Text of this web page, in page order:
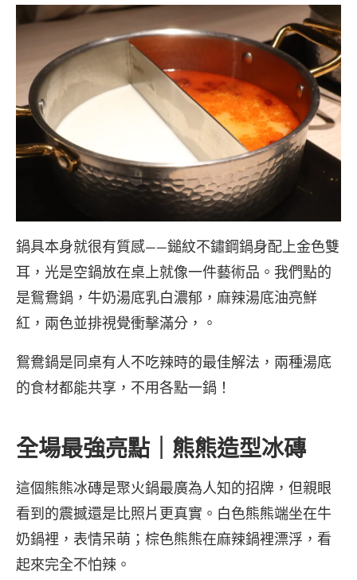
鍋具本身就很有質感——鎚紋不鏽鋼鍋身配上金色雙
耳，光是空鍋放在桌上就像一件藝術品。我們點的
是鴛鴦鍋，牛奶湯底乳白濃郁，麻辣湯底油亮鮮
紅，兩色並排視覺衝擊滿分，。
鴛鴦鍋是同桌有人不吃辣時的最佳解法，兩種湯底
的食材都能共享，不用各點一鍋！
全場最強亮點｜熊熊造型冰磚
這個熊熊冰磚是聚火鍋最廣為人知的招牌，但親眼
看到的震撼還是比照片更真實。白色熊熊端坐在牛
奶鍋裡，表情呆萌；棕色熊熊在麻辣鍋裡漂浮，看
起來完全不怕辣。